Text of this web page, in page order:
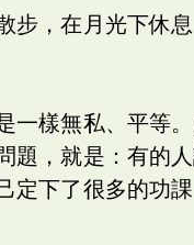
步，在月光下休
一樣無私、平等
題，就是：有的人
定下了很多的功